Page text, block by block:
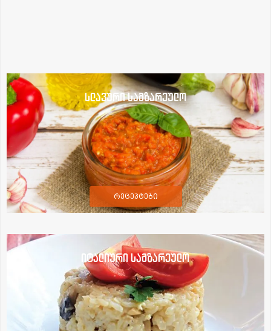
სლავური სამზარეულო
რეცეპტები
იტალიური სამზარეულო